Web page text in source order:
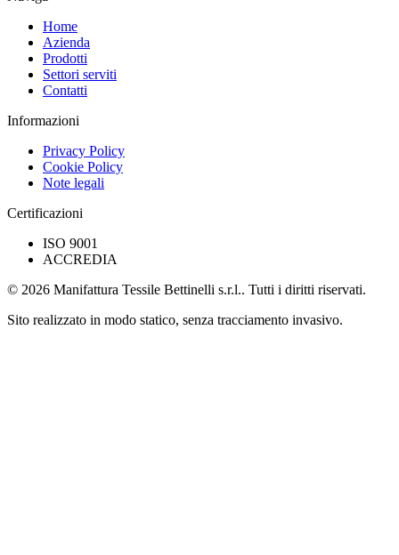
Home
Azienda
Prodotti
Settori serviti
Contatti
Informazioni
Privacy Policy
Cookie Policy
Note legali
Certificazioni
ISO 9001
ACCREDIA
© 2026 Manifattura Tessile Bettinelli s.r.l.. Tutti i diritti riservati.
Sito realizzato in modo statico, senza tracciamento invasivo.